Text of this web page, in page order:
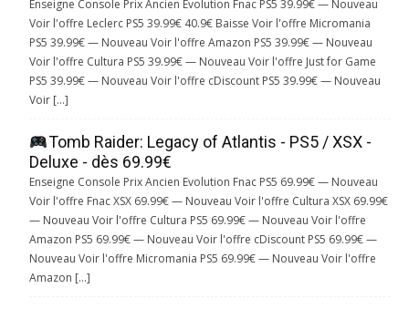
Enseigne Console Prix Ancien Evolution Fnac PS5 39.99€ — Nouveau
Voir l'offre Leclerc PS5 39.99€ 40.9€ Baisse Voir l'offre Micromania
PS5 39.99€ — Nouveau Voir l'offre Amazon PS5 39.99€ — Nouveau
Voir l'offre Cultura PS5 39.99€ — Nouveau Voir l'offre Just for Game
PS5 39.99€ — Nouveau Voir l'offre cDiscount PS5 39.99€ — Nouveau
Voir […]
Tomb Raider: Legacy of Atlantis - PS5 / XSX -
Deluxe - dès 69.99€
Enseigne Console Prix Ancien Evolution Fnac PS5 69.99€ — Nouveau
Voir l'offre Fnac XSX 69.99€ — Nouveau Voir l'offre Cultura XSX 69.99€
— Nouveau Voir l'offre Cultura PS5 69.99€ — Nouveau Voir l'offre
Amazon PS5 69.99€ — Nouveau Voir l'offre cDiscount PS5 69.99€ —
Nouveau Voir l'offre Micromania PS5 69.99€ — Nouveau Voir l'offre
Amazon […]